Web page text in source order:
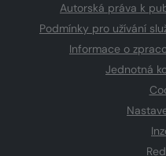
Autorská práva k
Podmínky pro užívání
Informace o
Jednotná